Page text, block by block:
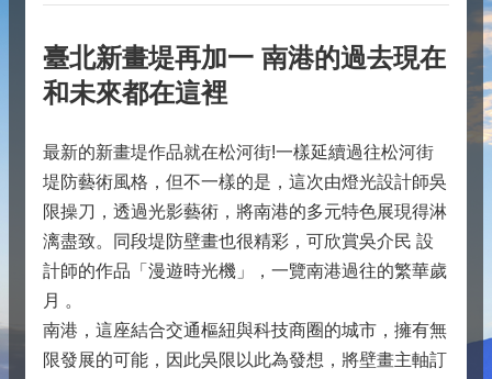
臺北新畫堤再加一 南港的過去現在
和未來都在這裡
最新的新畫堤作品就在松河街!一樣延續過往松河街
堤防藝術風格，但不一樣的是，這次由燈光設計師吳
限操刀，透過光影藝術，將南港的多元特色展現得淋
漓盡致。同段堤防壁畫也很精彩，可欣賞吳介民 設
計師的作品「漫遊時光機」，一覽南港過往的繁華歲
月 。
南港，這座結合交通樞紐與科技商圈的城市，擁有無
限發展的可能，因此吳限以此為發想，將壁畫主軸訂